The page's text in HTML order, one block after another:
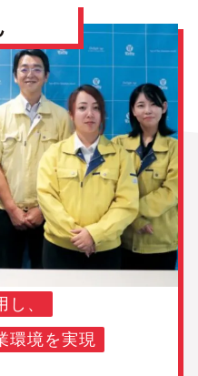
、
環境を実現